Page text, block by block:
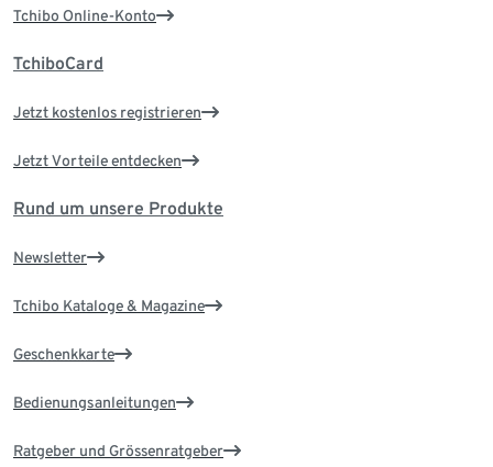
Tchibo Online-Konto
TchiboCard
Jetzt kostenlos registrieren
Jetzt Vorteile entdecken
Rund um unsere Produkte
Newsletter
Tchibo Kataloge & Magazine
Geschenkkarte
Bedienungsanleitungen
Ratgeber und Grössenratgeber